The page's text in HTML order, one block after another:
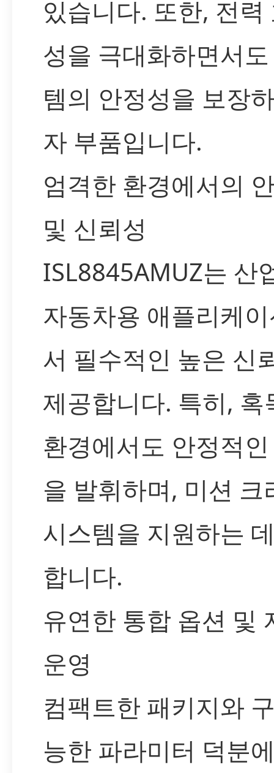
있습니다. 또한, 전력
성을 극대화하면서
템의 안정성을 보장
자 부품입니다.
엄격한 환경에서의
및 신뢰성
ISL8845AMUZ는 산
자동차용 애플리케
서 필수적인 높은 신
제공합니다. 특히, 혹
환경에서도 안정적
을 발휘하며, 미션 크
시스템을 지원하는
합니다.
유연한 통합 옵션 및
운영
컴팩트한 패키지와
능한 파라미터 덕분